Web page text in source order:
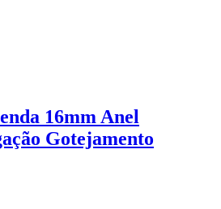
16mm Anel
Gotejamento